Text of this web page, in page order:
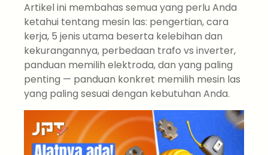
Artikel ini membahas semua yang perlu Anda
ketahui tentang mesin las: pengertian, cara
kerja, 5 jenis utama beserta kelebihan dan
kekurangannya, perbedaan trafo vs inverter,
panduan memilih elektroda, dan yang paling
penting — panduan konkret memilih mesin las
yang paling sesuai dengan kebutuhan Anda.